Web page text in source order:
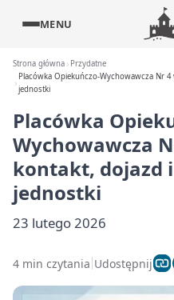
MENU
Strona główna
Przydatne
Placówka Opiekuńczo-Wychowawcza Nr
jednostki
Placówka
Wychowawcza
kontakt, dojazd
jednostki
23 lutego 2026
4 min czytania Udostępnij